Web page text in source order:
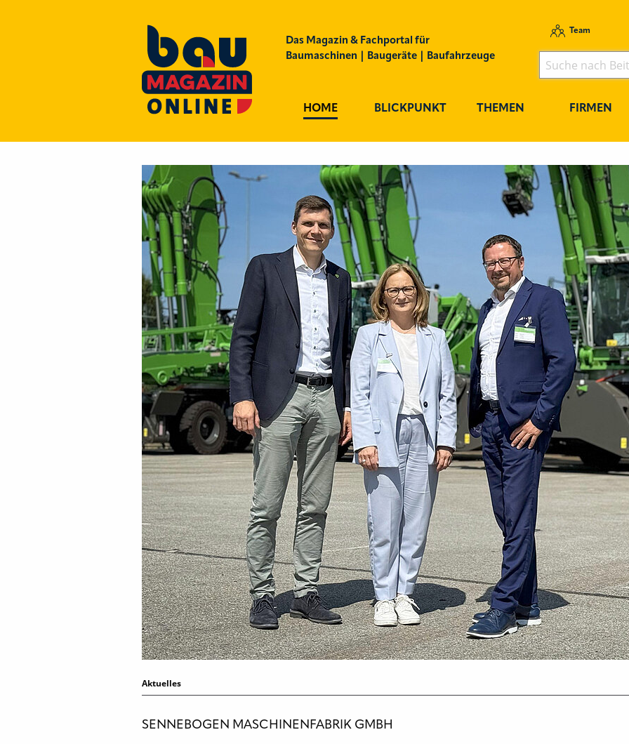
Das Magazin & Fachportal für
Baumaschinen | Baugeräte | Baufahrzeuge
Team
HOME BLICKPUNKT THEMEN FIRMEN
Aktuelles
SENNEBOGEN MASCHINENFABRIK GMBH